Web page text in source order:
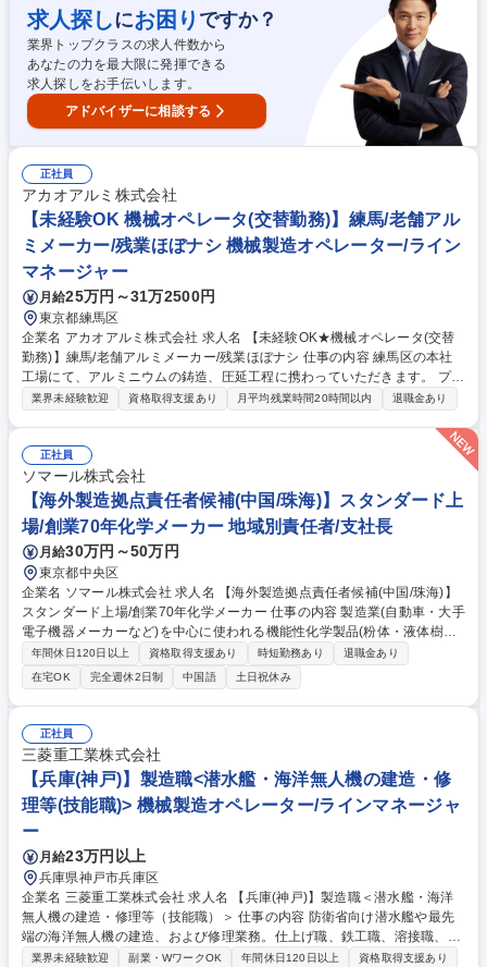
耗品管理などの事務業務も担当いただきます。加えて、輸入食品原料・添
加物の物性評価試験（pH、粘度、粒度分布など）を実施いただきます。
使用機器はレオメーター、顕微鏡、粘度計など多岐にわたります。 募集職
種 【東京】品質管理/食品・化学品原料商社/国内シェアトップクラス/有給
取得率70%
求人探しにお困り ですか？
業界トップクラスの求人件数から
あなたの力を最大限に発揮できる
求人探しをお手伝いします。
アドバイザーに相談する
正社員
アカオアルミ株式会社
【未経験OK 機械オペレータ(交替勤務)】練馬/老舗アル
ミメーカー/残業ほぼナシ 機械製造オペレーター/ライン
マネージャー
月給25万円～31万2500円
東京都練馬区
企業名 アカオアルミ株式会社 求人名 【未経験OK★機械オペレータ(交替
勤務)】練馬/老舗アルミメーカー/残業ほぼナシ 仕事の内容 練馬区の本社
工場にて、アルミニウムの鋳造、圧延工程に携わっていただきます。 プレ
ス・スリッター等の機械オペレータ業務、その他付随業務をお任せしま
ぶところからスタートし、機械操作と品質の関係の知識を深めながら作業
を覚えていきます。 業界･職種未経験の方も活躍されており、業務は今ま
でのご経験やスキル・適性を考慮し、できることからお任せしていきます
のでご安心ください。 募集職種 【未経験OK★機械オペレータ(交替勤
務)】練馬/老舗アルミメーカー/残業ほぼナシ
業界未経験歓迎 資格取得支援あり 月平均残業時間20時間以内 退職金あり
正社員
ソマール株式会社
【海外製造拠点責任者候補(中国/珠海)】スタンダード上
場/創業70年化学メーカー 地域別責任者/支社長
月給30万円～50万円
東京都中央区
企業名 ソマール株式会社 求人名 【海外製造拠点責任者候補(中国/珠海)】
スタンダード上場/創業70年化学メーカー 仕事の内容 製造業(自動車・大手
電子機器メーカーなど)を中心に使われる機能性化学製品(粉体・液体樹脂
製品など)の製造販売および商社機能も持つ弊社にて、中国拠点の責任者
候補を募集。国内で知識習得後、現地赴任頂きます。 現地で現在の拠点長
から業務引継ぎを実施。約50名の工場や営業の管理を通じ事業成長を牽引
します。■工場管理および営業拠点の業務管理 ■現地スタッフのマネジメ
ント ■日本本社の方針に基づく現地経営の推進 ■品質向上や製造効率の改
善施策の実行 ■現トップからの業務引継ぎ 【仕事の魅力】右肩上がりの成
長を続ける海外拠点の経営を担う、裁量の大きなポジションです。経験を
活かして拠点長として手腕を発揮できます。 募集職種 【海外製造拠点責
任者候補(中国/珠海)】スタンダード上場/創業70年化学メーカー
年間休日120日以上 資格取得支援あり 時短勤務あり
退職金あり
在宅OK
完全週休2日制 中国語 土日祝休み
正社員
三菱重工業株式会社
【兵庫(神戸)】製造職<潜水艦・海洋無人機の建造・修
理等(技能職)> 機械製造オペレーター/ラインマネージャ
ー
月給23万円以上
兵庫県神戸市兵庫区
企業名 三菱重工業株式会社 求人名 【兵庫(神戸)】製造職＜潜水艦・海洋
無人機の建造・修理等（技能職）＞ 仕事の内容 防衛省向け潜水艦や最先
端の海洋無人機の建造、および修理業務。仕上げ職、鉄工職、溶接職、塗
装職、電気/電子機器組立、クレーン運転、設備保全など、ご自身の適性や
業界未経験歓迎 副業・WワークOK 年間休日120日以上
資格取得支援あり